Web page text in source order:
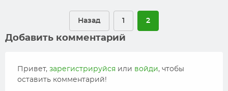
Назад 1 2
Добавить комментарий
Привет, зарегистрируйся или войди, чтобы
оставить комментарий!